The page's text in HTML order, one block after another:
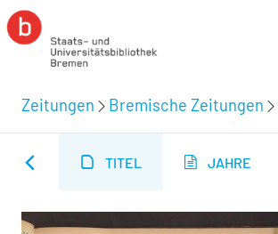
Zeitungen Bremische Zeitungen
TITEL JAHRE